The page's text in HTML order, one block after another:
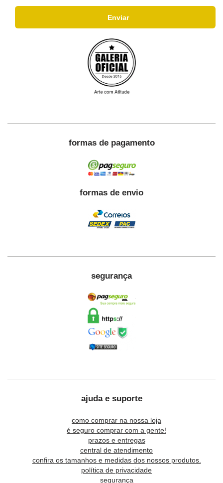
formas de pagamento
formas de envio
segurança
ajuda e suporte
como comprar na nossa loja
é seguro comprar com a gente!
prazos e entregas
central de atendimento
confira os tamanhos e medidas dos nossos produtos.
política de privacidade
segurança